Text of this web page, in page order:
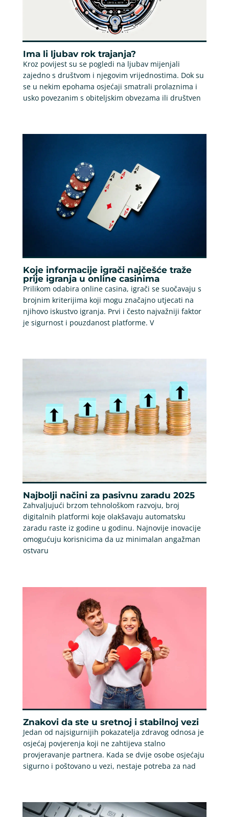
Ima li ljubav rok trajanja?
Kroz povijest su se pogledi na ljubav mijenjali
zajedno s društvom i njegovim vrijednostima. Dok su
se u nekim epohama osjećaji smatrali prolaznima i
usko povezanim s obiteljskim obvezama ili društven
Koje informacije igrači najčešće traže
prije igranja u online casinima
Prilikom odabira online casina, igrači se suočavaju s
brojnim kriterijima koji mogu značajno utjecati na
njihovo iskustvo igranja. Prvi i često najvažniji faktor
je sigurnost i pouzdanost platforme. V
Najbolji načini za pasivnu zaradu 2025
Zahvaljujući brzom tehnološkom razvoju, broj
digitalnih platformi koje olakšavaju automatsku
zaradu raste iz godine u godinu. Najnovije inovacije
omogućuju korisnicima da uz minimalan angažman
ostvaru
Znakovi da ste u sretnoj i stabilnoj vezi
Jedan od najsigurnijih pokazatelja zdravog odnosa je
osjećaj povjerenja koji ne zahtijeva stalno
provjeravanje partnera. Kada se dvije osobe osjećaju
sigurno i poštovano u vezi, nestaje potreba za nad